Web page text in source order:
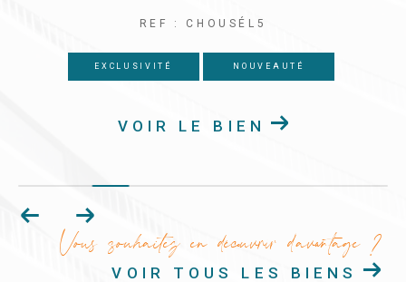
REF : LECATALPA
NOUVEAUTÉ
VOIR LE BIEN
Vous souhaitez en découvrir d'avantage ?
VOIR TOUS LES BIENS